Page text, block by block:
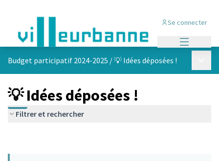
Se connecter
Budget participatif 2024-2025 /💡 Idées déposées !
💡 Idées déposées !
Filtrer et rechercher